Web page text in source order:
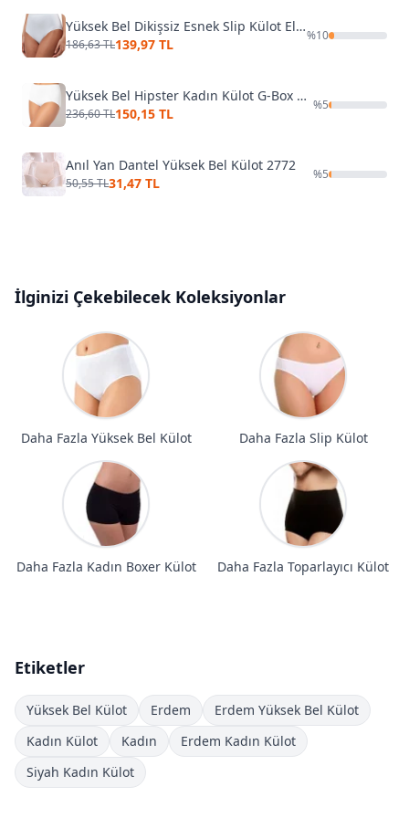
Yüksek Bel Dikişsiz Esnek Slip Külot Elite Life 811
186,63 TL139,97 TL
%10
Yüksek Bel Hipster Kadın Külot G-Box 913
236,60 TL150,15 TL
%5
Anıl Yan Dantel Yüksek Bel Külot 2772
50,55 TL31,47 TL
%5
İlginizi Çekebilecek Koleksiyonlar
Daha Fazla Yüksek Bel Külot Daha Fazla Slip Külot
Daha Fazla Kadın Boxer Külot Daha Fazla Toparlayıcı Külot
Etiketler
Yüksek Bel Külot Erdem
Erdem Yüksek Bel Külot
Kadın Külot
Kadın
Erdem Kadın Külot
Siyah Kadın Külot